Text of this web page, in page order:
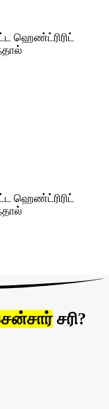
ஹெண்ட்ரிரிட்
ஹெண்ட்ரிரிட்
சரி?